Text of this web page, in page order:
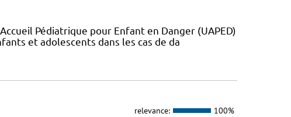
Pédiatrique pour Enfant en Danger (UAPED)
et adolescents dans les cas de da
relevance: 100%